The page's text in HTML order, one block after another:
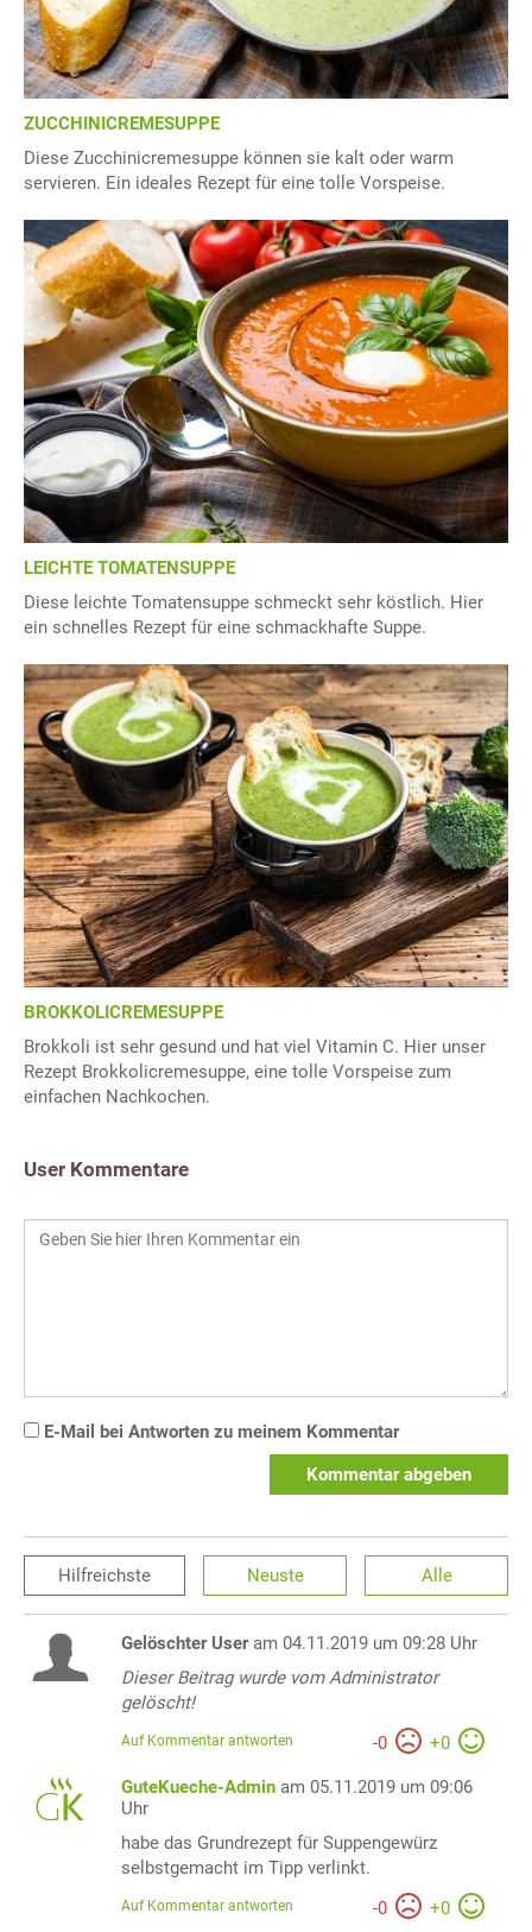
ZUCCHINICREMESUPPE
Diese Zucchinicremesuppe können sie kalt oder warm
servieren. Ein ideales Rezept für eine tolle Vorspeise.
LEICHTE TOMATENSUPPE
Diese leichte Tomatensuppe schmeckt sehr köstlich. Hier
ein schnelles Rezept für eine schmackhafte Suppe.
BROKKOLICREMESUPPE
Brokkoli ist sehr gesund und hat viel Vitamin C. Hier unser
Rezept Brokkolicremesuppe, eine tolle Vorspeise zum
einfachen Nachkochen.
User Kommentare
E-Mail bei Antworten zu meinem Kommentar
Kommentar abgeben
Hilfreichste Neuste Alle
Gelöschter User am 04.11.2019 um 09:28 Uhr
Dieser Beitrag wurde vom Administrator
gelöscht!
-0 +0
Auf Kommentar antworten
GuteKueche-Admin am 05.11.2019 um 09:06
Uhr
habe das Grundrezept für Suppengewürz
selbstgemacht im Tipp verlinkt.
-0 +0
Auf Kommentar antworten